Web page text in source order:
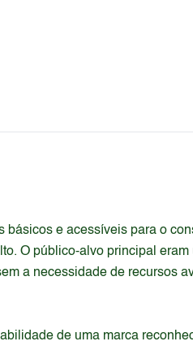
e acessíveis para o
O público-alvo principal
a necessidade de recursos
de uma marca